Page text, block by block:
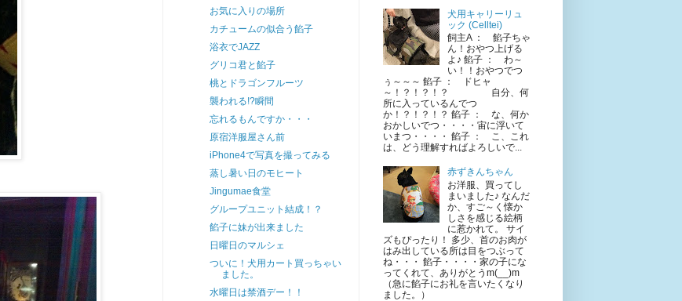
お気に入りの場所
カチュームの似合う餡子
浴衣でJAZZ
グリコ君と餡子
桃とドラゴンフルーツ
襲われる!?瞬間
忘れるもんですか・・・
原宿洋服屋さん前
iPhone4で写真を撮ってみる
蒸し暑い日のモヒート
Jingumae食堂
グループユニット結成！？
餡子に妹が出来ました
日曜日のマルシェ
ついに！犬用カート買っちゃい
ました。
水曜日は禁酒デー！！
犬用キャリーリュ
ック (Celltei)
飼主A ： 餡子ちゃ
ん！おやつ上げる
よ♪ 餡子 ： わ～
い！！おやつでつ
ぅ～～～ 餡子 ： ドヒャ
～！？！？！？ 自分、何
所に入っているんでつ
か！？！？！？ 餡子 ： な、何か
おかしいでつ・・・・宙に浮いて
いまつ・・・・ 餡子 ： こ、これ
は、どう理解すればよろしいで...
赤ずきんちゃん
お洋服、買ってし
まいました♪ なんだ
か、すご～く懐か
しさを感じる絵柄
に惹かれて。 サイ
ズもぴったり！ 多少、首のお肉が
はみ出している所は目をつぶって
ね・・・ 餡子・・・・家の子にな
ってくれて、ありがとうm(__)m
（急に餡子にお礼を言いたくなり
ました。）